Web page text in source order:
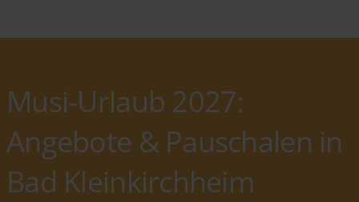
Musi-Urlaub 2027:
Angebote & Pauschalen in
Bad Kleinkirchheim